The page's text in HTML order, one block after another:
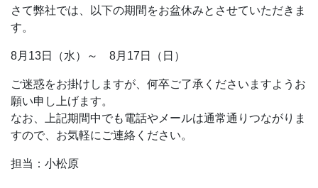
さて弊社では、以下の期間をお盆休みとさせていただきま
す。
8月13日（水）～ 8月17日（日）
ご迷惑をお掛けしますが、何卒ご了承くださいますようお
願い申し上げます。
なお、上記期間中でも電話やメールは通常通りつながりま
すので、お気軽にご連絡ください。
担当：小松原